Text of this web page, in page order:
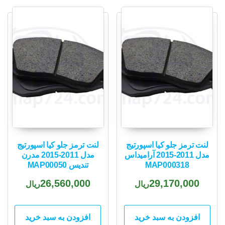
لنت ترمز جلو کیا اسپورتیج
مدل 2011-2015 آرامیداس
MAP000318
29,170,000ریال
افزودن به سبد خرید
لنت ترمز جلو کیا اسپورتیج
مدل 2011-2015 مدرن
تندیس MAP00050
26,560,000ریال
افزودن به سبد خرید